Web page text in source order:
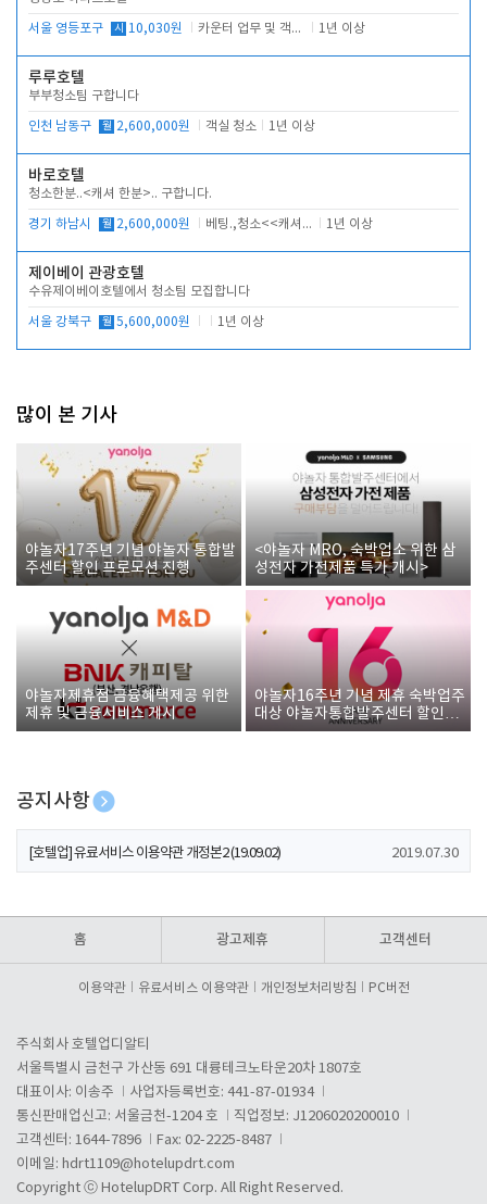
서울 영등포구 시 10,030원 카운터 업무 및 객실관리(청소상태 확인, 객실판매) 1년 이상
루루호텔
부부청소팀 구합니다
인천 남동구 월 2,600,000원 객실 청소 1년 이상
바로호텔
청소한분..<캐셔 한분>.. 구합니다.
경기 하남시 월 2,600,000원 베팅.,청소<<캐셔 모셔봅니다. 1년 이상
제이베이 관광호텔
수유제이베이호텔에서 청소팀 모집합니다
서울 강북구 월 5,600,000원 1년 이상
많이 본 기사
야놀자17주년 기념 야놀자 통합발
주센터 할인 프로모션 진행
<야놀자 MRO, 숙박업소 위한 삼
성전자 가전제품 특가 개시>
야놀자제휴점 금융혜택제공 위한
제휴 및 금융서비스 게시
야놀자16주년 기념 제휴 숙박업주
대상 야놀자통합발주센터 할인쿠
폰 증정
공지사항
[호텔업] 개인정보 처리방침 개정본1 (19.09.02)
[호텔업] 유료서비스 이용약관 개정본2 (19.09.02) 2019.07.30
홈 광고제휴 고객센터
이용약관 유료서비스 이용약관 개인정보처리방침 PC버전
주식회사 호텔업디알티
서울특별시 금천구 가산동 691 대륭테크노타운20차 1807호
대표이사: 이송주
사업자등록번호: 441-87-01934
통신판매업신고: 서울금천-1204 호
직업정보: J1206020200010
고객센터: 1644-7896
Fax: 02-2225-8487
이메일: hdrt1109@hotelupdrt.com
Copyright ⓒ HotelupDRT Corp. All Right Reserved.